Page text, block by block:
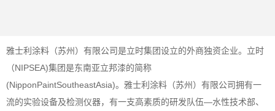
雅士利涂料（苏州）有限公司是立时集团设立的外商独资企业。立时
（NIPSEA)集团是东南亚立邦漆的简称
(NipponPaintSoutheastAsia)。雅士利涂料（苏州）有限公司拥有一
流的实验设备及检测仪器，有一支高素质的研发队伍—水性技术部、